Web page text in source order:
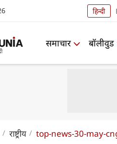
हिन्दी
समाचार बॉलीवुड
राष्ट्रीय top-news-30-may-